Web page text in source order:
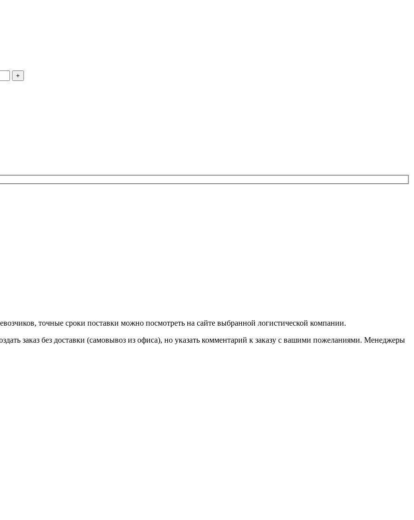
точные сроки поставки можно посмотреть на сайте выбранной логистической компании.
заказ без доставки (самовывоз из офиса), но указать комментарий к заказу с вашими пожеланиями. Менеджеры